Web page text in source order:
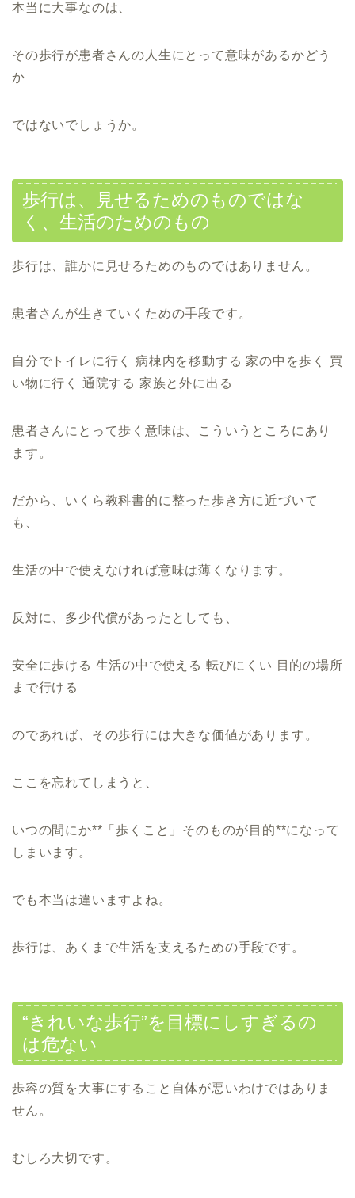
本当に大事なのは、
その歩行が患者さんの人生にとって意味があるかどう
か
ではないでしょうか。
歩行は、見せるためのものではな
く、生活のためのもの
歩行は、誰かに見せるためのものではありません。
患者さんが生きていくための手段です。
自分でトイレに行く 病棟内を移動する 家の中を歩く 買
い物に行く 通院する 家族と外に出る
患者さんにとって歩く意味は、こういうところにあり
ます。
だから、いくら教科書的に整った歩き方に近づいて
も、
生活の中で使えなければ意味は薄くなります。
反対に、多少代償があったとしても、
安全に歩ける 生活の中で使える 転びにくい 目的の場所
まで行ける
のであれば、その歩行には大きな価値があります。
ここを忘れてしまうと、
いつの間にか**「歩くこと」そのものが目的**になって
しまいます。
でも本当は違いますよね。
歩行は、あくまで生活を支えるための手段です。
“きれいな歩行”を目標にしすぎるの
は危ない
歩容の質を大事にすること自体が悪いわけではありま
せん。
むしろ大切です。